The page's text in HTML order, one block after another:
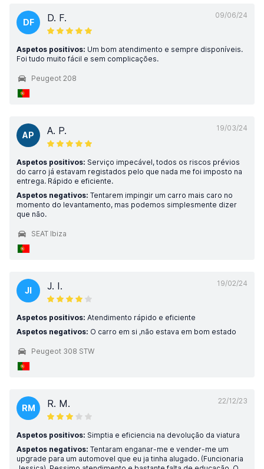
09/06/24
DF D. F.
Aspetos positivos: Um bom atendimento e sempre disponíveis.
Foi tudo muito fácil e sem complicações.
Peugeot 208
19/03/24
AP A. P.
Aspetos positivos: Serviço impecável, todos os riscos prévios
do carro já estavam registados pelo que nada me foi imposto na
entrega. Rápido e eficiente.
Aspetos negativos: Tentarem impingir um carro mais caro no
momento do levantamento, mas podemos simplesmente dizer
que não.
SEAT Ibiza
19/02/24
JI J. I.
Aspetos positivos: Atendimento rápido e eficiente
Aspetos negativos: O carro em si ,não estava em bom estado
Peugeot 308 STW
22/12/23
RM R. M.
Aspetos positivos: Simptia e eficiencia na devolução da viatura
Aspetos negativos: Tentaram enganar-me e vender-me um
upgrade para um automovel que eu ja tinha alugado. (Funcionaria